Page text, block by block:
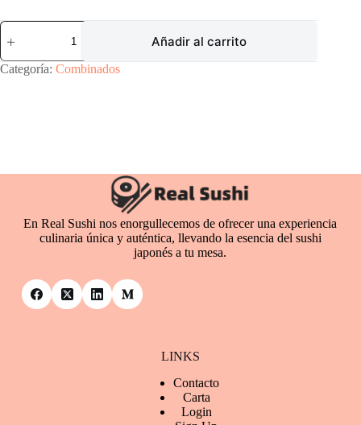
104.Maki
variado
B
cantidad
Añadir al carrito
Categoría: Combinados
En Real Sushi nos enorgullecemos de ofrecer una experiencia
culinaria única y auténtica, llevando la esencia del sushi
japonés a tu mesa.
LINKS
Contacto
Carta
Login